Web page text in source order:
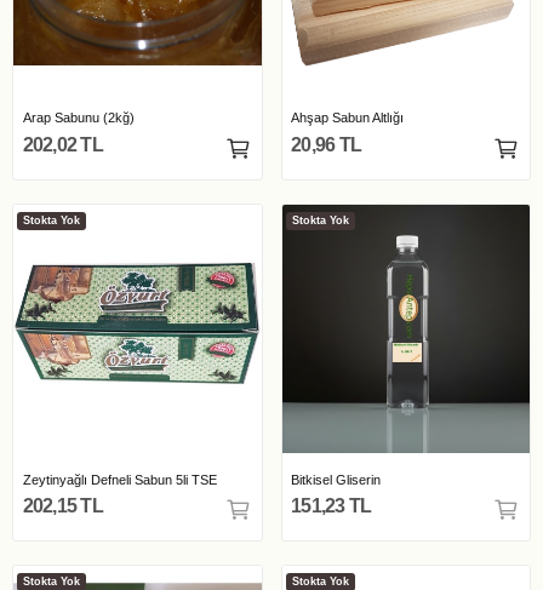
Arap Sabunu (2kğ)
202,02 TL
Ahşap Sabun Altlığı
20,96 TL
Stokta Yok
Zeytinyağlı Defneli Sabun 5li TSE
202,15 TL
Stokta Yok
Bitkisel Gliserin
151,23 TL
Stokta Yok Stokta Yok